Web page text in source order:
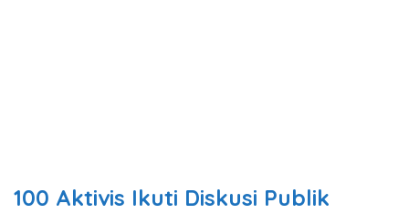
100 Aktivis Ikuti Diskusi Publik